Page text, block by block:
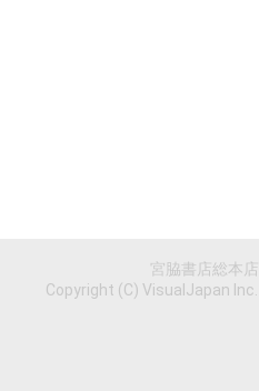
宮脇書店総本
Copyright (C) VisualJapan